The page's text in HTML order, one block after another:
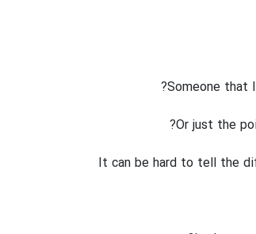
Someone that
Or just the
It can be hard to tell the